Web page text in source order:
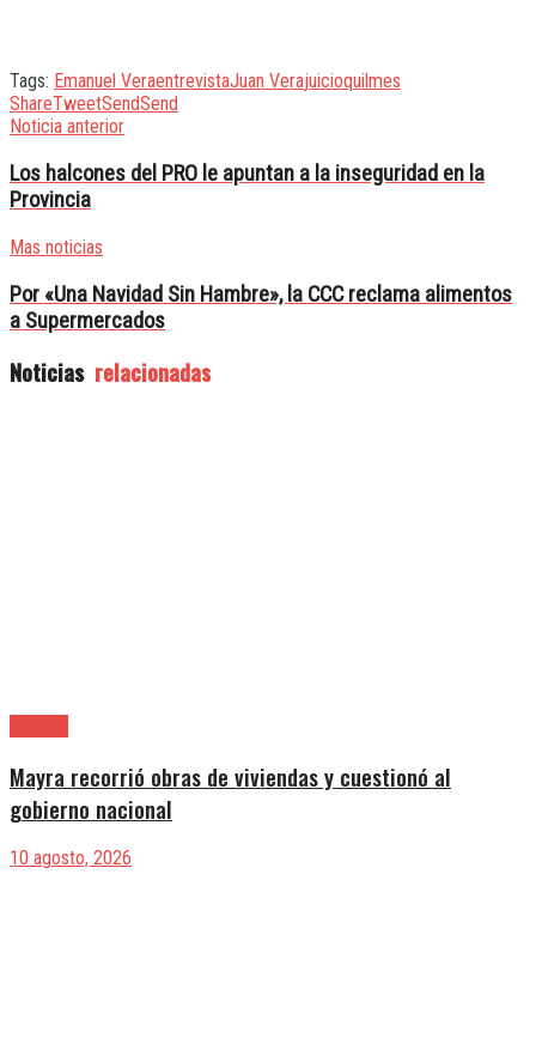
Tags: Emanuel VeraentrevistaJuan Verajuicioquilmes
ShareTweetSendSend
Noticia anterior
Los halcones del PRO le apuntan a la inseguridad en la
Provincia
Mas noticias
Por «Una Navidad Sin Hambre», la CCC reclama alimentos
a Supermercados
Noticias relacionadas
Mayra recorrió obras de viviendas y cuestionó al
gobierno nacional
10 agosto, 2026